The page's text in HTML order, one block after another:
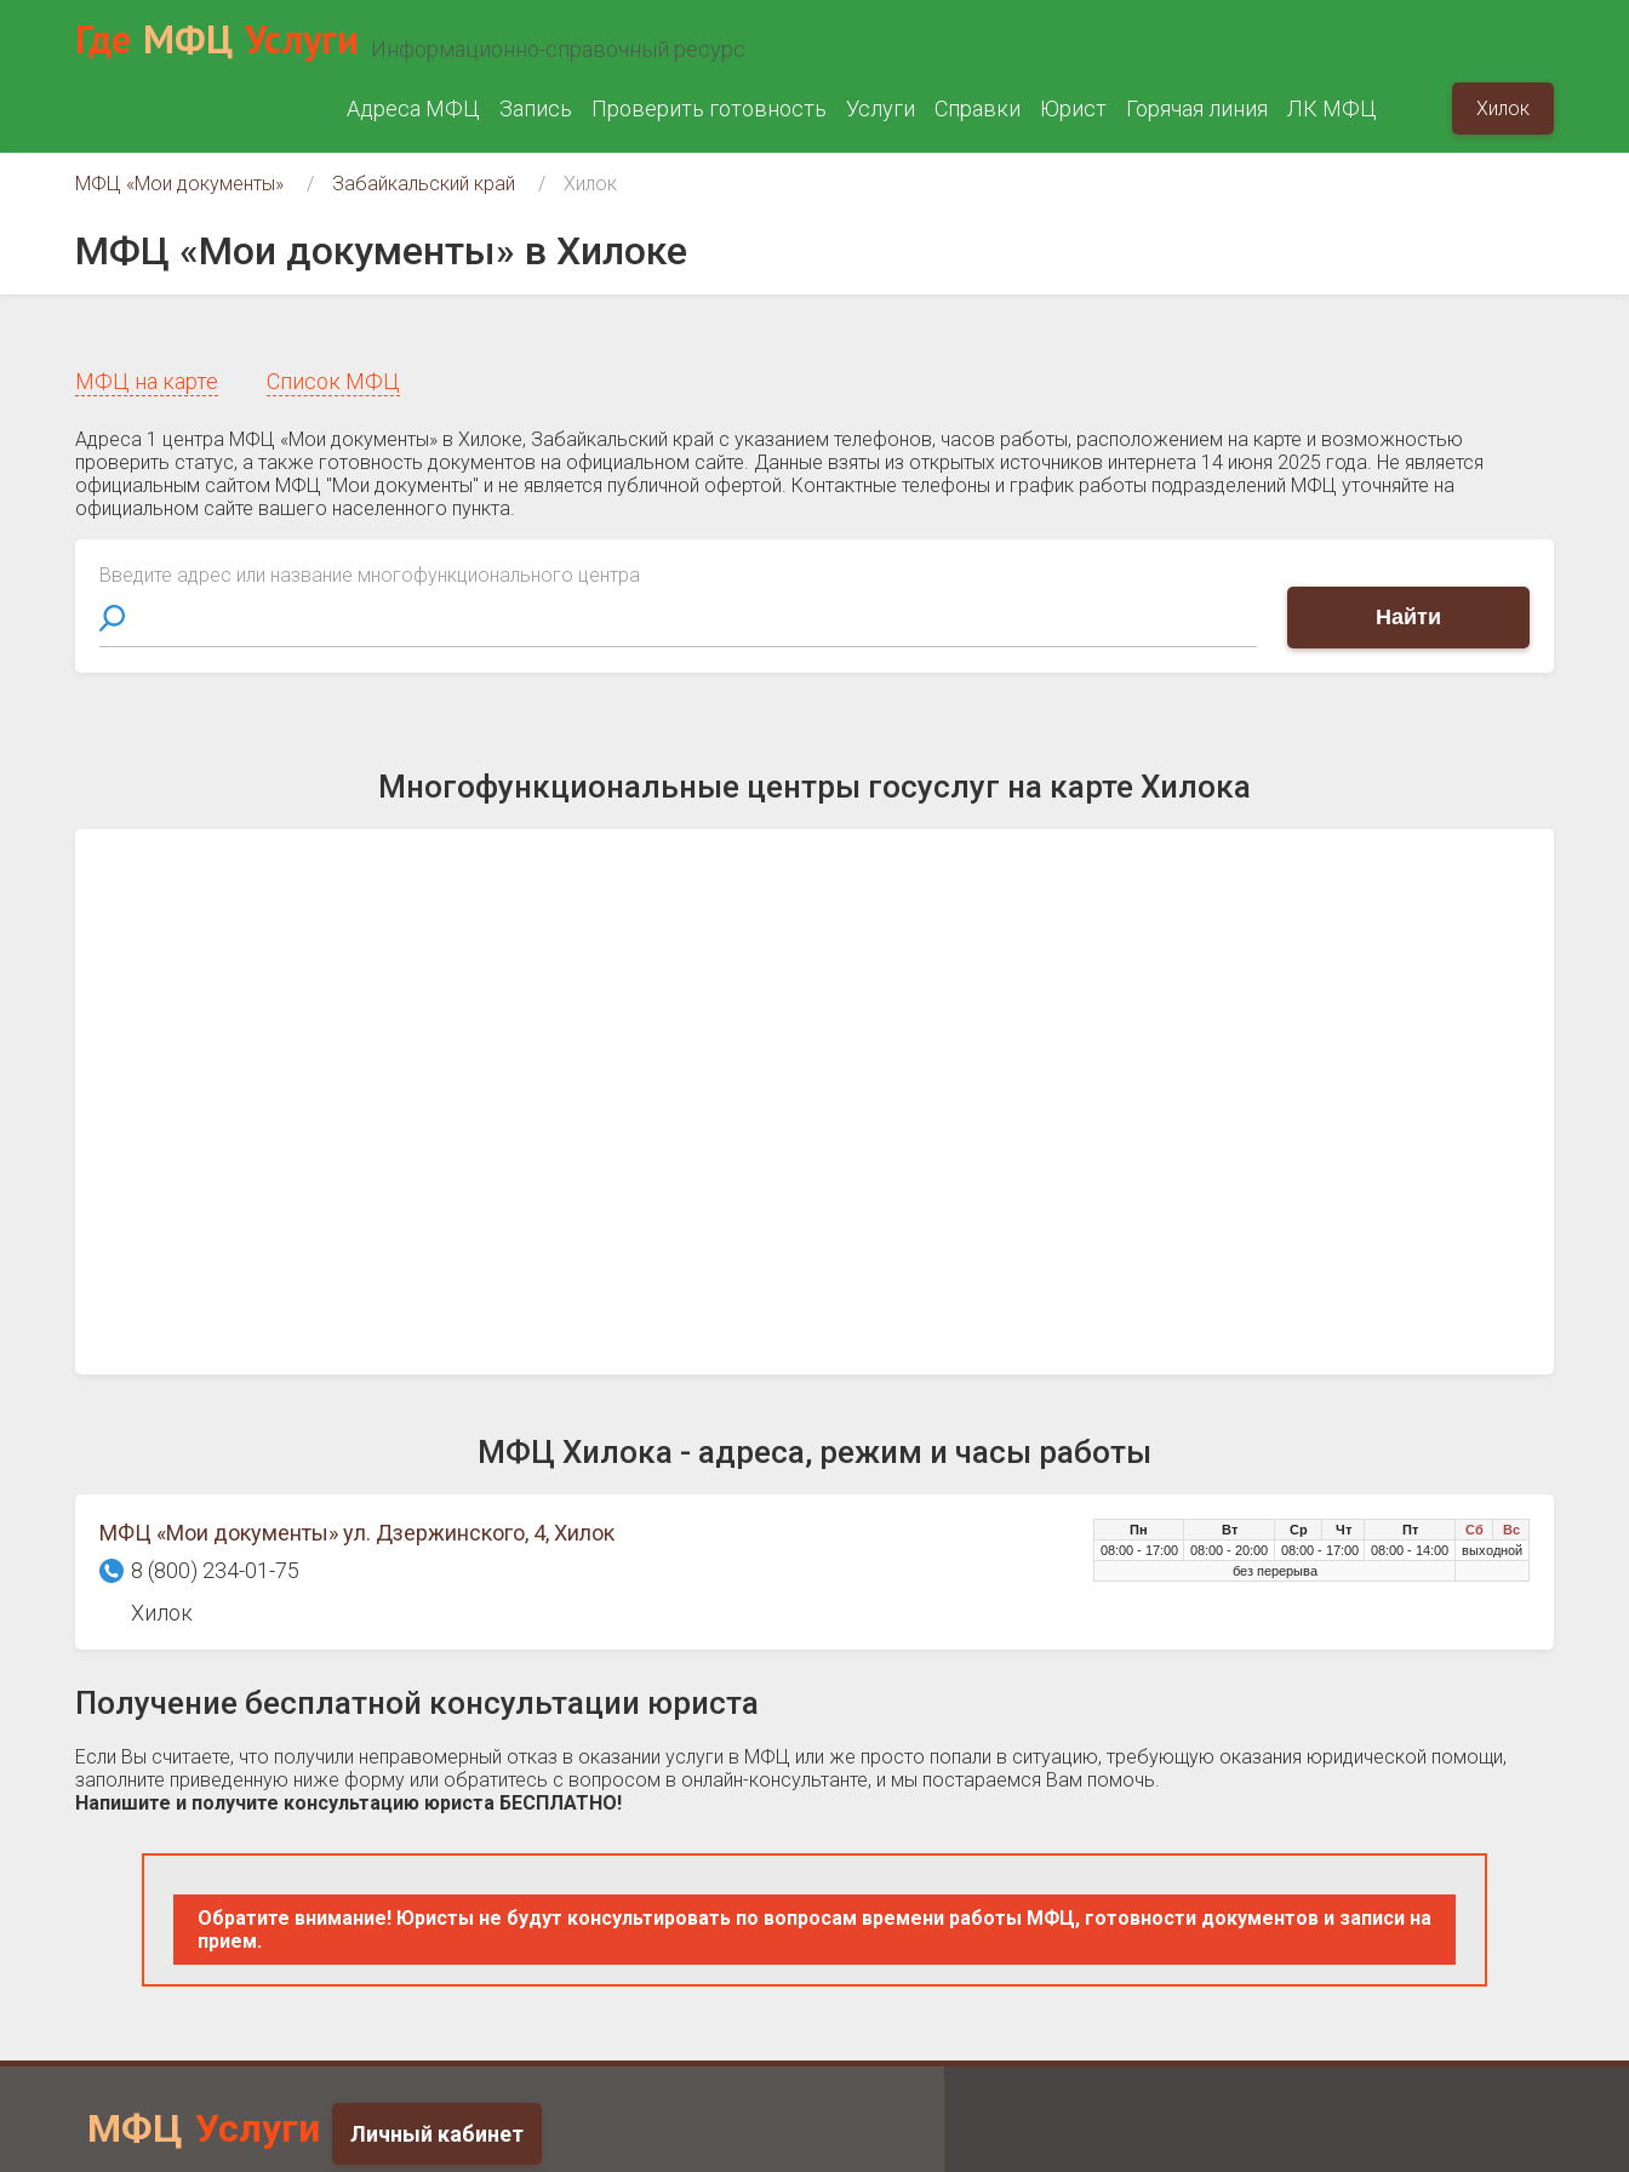
Где МФЦ Услуги Информационно-справочный ресурс
Адреса МФЦ Запись Проверить готовность Услуги Справки Юрист Горячая линия ЛК МФЦ Хилок
МФЦ «Мои документы» Забайкальский край Хилок
МФЦ «Мои документы» в Хилоке
МФЦ на карте Список МФЦ
Адреса 1 центра МФЦ «Мои документы» в Хилоке, Забайкальский край c указанием телефонов, часов работы, расположением на карте и возможностью
проверить статус, а также готовность документов на официальном сайте. Данные взяты из открытых источников интернета 14 июня 2025 года. Не является
официальным сайтом МФЦ "Мои документы" и не является публичной офертой. Контактные телефоны и график работы подразделений МФЦ уточняйте на
официальном сайте вашего населенного пункта.
Введите адрес или название многофункционального центра
Найти
Многофункциональные центры госуслуг на карте Хилока
МФЦ Хилока - адреса, режим и часы работы
МФЦ «Мои документы» ул. Дзержинского, 4, Хилок
8 (800) 234-01-75
Хилок
Пн Вт Ср Чт Пт Сб
Вс
08:00 - 17:00
08:00 - 20:00 08:00 - 17:00 08:00 - 14:00
выходной
без перерыва
Получение бесплатной консультации юриста
Если Вы считаете, что получили неправомерный отказ в оказании услуги в МФЦ или же просто попали в ситуацию, требующую оказания юридической помощи,
заполните приведенную ниже форму или обратитесь с вопросом в онлайн-консультанте, и мы постараемся Вам помочь.
Напишите и получите консультацию юриста БЕСПЛАТНО!
Обратите внимание! Юристы не будут консультировать по вопросам времени работы МФЦ, готовности документов и записи на
прием.
МФЦ Услуги Личный кабинет